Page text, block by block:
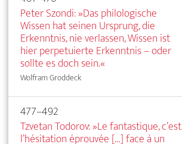
Peter Szondi: »Das philologische
Wissen hat seinen Ursprung, die
Erkenntnis, nie verlassen, Wissen ist
hier perpetuierte Erkenntnis – oder
sollte es doch sein.«
Wolfram Groddeck
477–492
Tzvetan Todorov: »Le fantastique, c’est
l’hésitation éprouvée […] face à un